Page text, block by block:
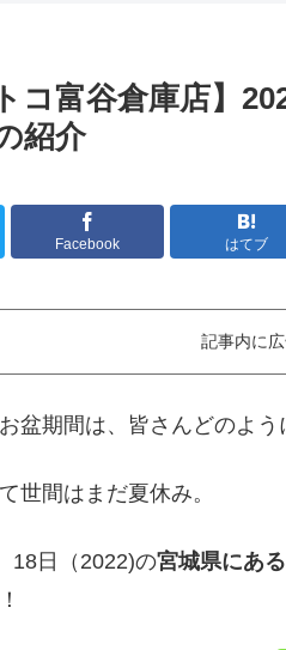
コ富谷倉庫店】
紹介
Facebook はてブ
記事内に
盆期間は、皆さんどのよ
世間はまだ夏休み。
18日（2022)の宮城県にある